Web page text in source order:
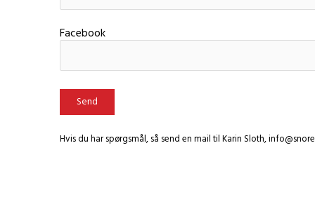
Facebook
Please leave this field empty.
Hvis du har spørgsmål, så send en mail til Karin Sloth,